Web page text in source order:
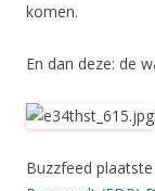
komen.
En dan deze: de
Buzzfeed